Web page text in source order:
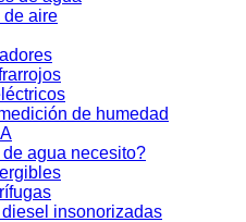
de aire
de humedad
agua necesito?
insonorizadas